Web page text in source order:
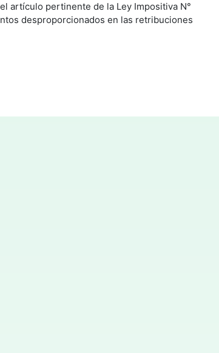
artículo pertinente de la Ley Impositiva N°
desproporcionados en las retribuciones